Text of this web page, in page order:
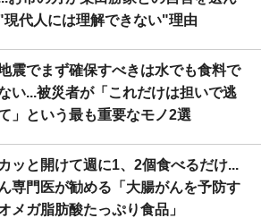
現代人には理解できない"理由
震でまず確保すべきは水でも食料で
い...被災者が「これだけは担いで逃
」という最も重要なモノ2選
ッと開けて週に1、2個食べるだけ...
専門医が勧める「大腸がんを予防す
メガ脂肪酸たっぷり食品」